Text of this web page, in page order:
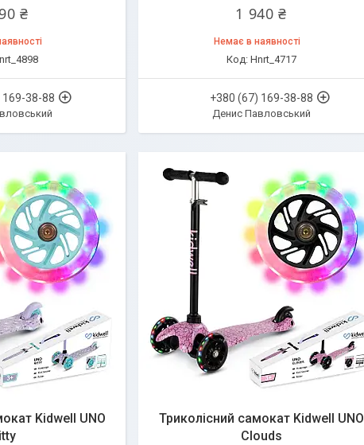
₴
169-38-88
1 940 ₴
Немає в наявності
Hnrt_4717
+380 (67) 169-38-88
Денис Павловський
Kidwell UNO
Триколісний самокат Kidwell UNO
Clouds